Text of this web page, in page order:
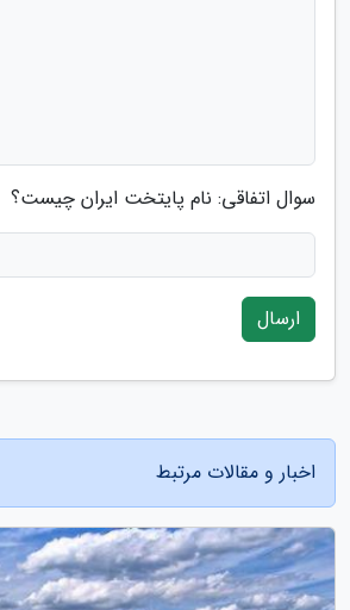
سوال اتفاقی: نام پایتخت ایران چیست؟
ارسال
اخبار و مقالات مرتبط